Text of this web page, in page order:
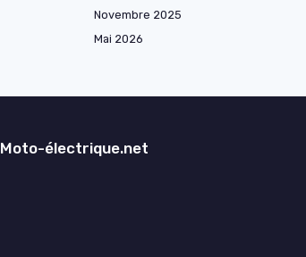
Novembre 2025
Mai 2026
Moto-électrique.net